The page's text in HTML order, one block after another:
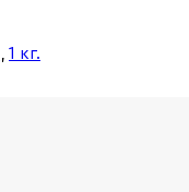
1 кг.